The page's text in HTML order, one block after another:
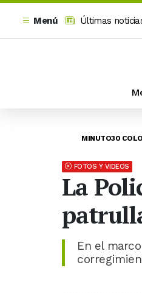
Menú
Últimas
MINUTO30
FOTOS Y VIDEOS
La
En el